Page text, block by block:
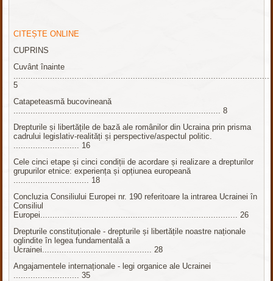
CITEȘTE ONLINE
CUPRINS
Cuvânt înainte
.........................................................................................................
5
Catapeteasmă bucovineană
..................................................................................... 8
Drepturile și libertățile de bază ale românilor din Ucraina prin prisma
cadrului legislativ-realități și perspective/aspectul politic.
........................... 16
Cele cinci etape și cinci condiții de acordare și realizare a drepturilor
grupurilor etnice: experiența și opțiunea europeană
............................... 18
Concluzia Consiliului Europei nr. 190 referitoare la intrarea Ucrainei în
Consiliul
Europei................................................................................. 26
Drepturile constituționale - drepturile și libertățile noastre naționale
oglindite în legea fundamentală a
Ucrainei............................................. 28
Angajamentele internaționale - legi organice ale Ucrainei
........................... 35